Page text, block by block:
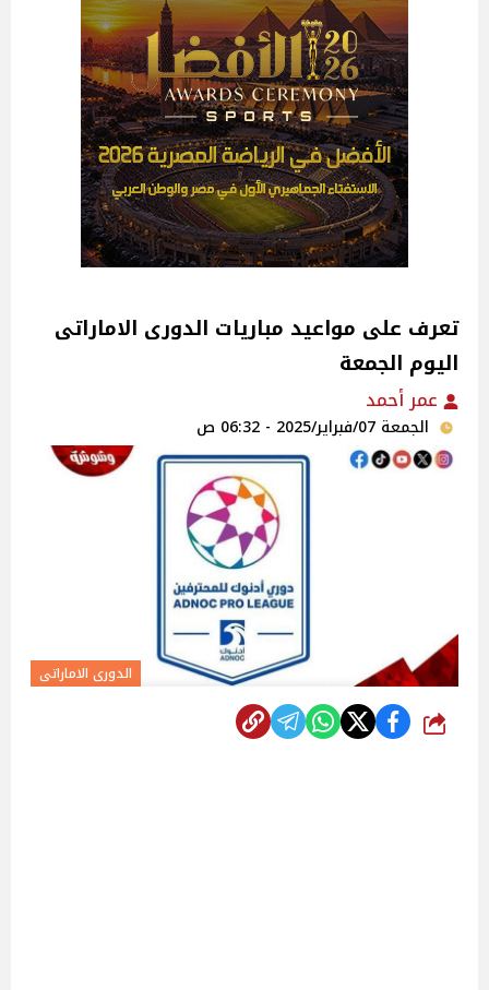
تعرف على مواعيد مباريات الدورى الاماراتى
اليوم الجمعة
عمر أحمد
الجمعة 07/فبراير/2025 - 06:32 ص
الدورى الاماراتى
شارك